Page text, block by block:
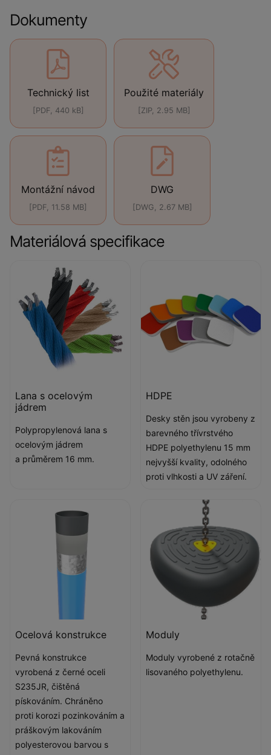
Dokumenty
Technický list
[PDF, 440 kB]
Použité materiály
[ZIP, 2.95 MB]
Montážní návod
[PDF, 11.58 MB]
DWG
[DWG, 2.67 MB]
Materiálová specifikace
Lana s ocelovým
jádrem
Polypropylenová lana s
ocelovým jádrem
a průměrem 16 mm.
HDPE
Desky stěn jsou vyrobeny z
barevného třívrstvého
HDPE polyethylenu 15 mm
nejvyšší kvality, odolného
proti vlhkosti a UV záření.
Ocelová konstrukce
Pevná konstrukce
vyrobená z černé oceli
S235JR, čištěná
pískováním. Chráněno
proti korozi pozinkováním a
práškovým lakováním
polyesterovou barvou s
Moduly
Moduly vyrobené z rotačně
lisovaného polyethylenu.